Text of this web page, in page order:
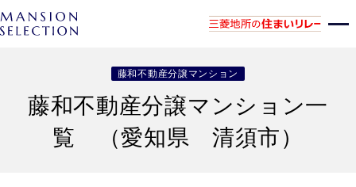
藤和不動産分譲マンション
藤和不動産分譲マンション一
覧 （愛知県 清須市）